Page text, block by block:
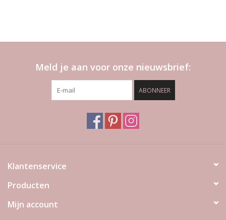
Meld je aan voor onze nieuwsbrief:
ABONNEER
Klantenservice
Producten
Mijn account